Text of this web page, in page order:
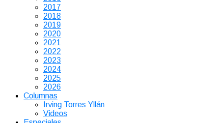
2017
2018
2019
2020
2021
2022
2023
2024
2025
2026
Columnas
Irving Torres Yllán
Videos